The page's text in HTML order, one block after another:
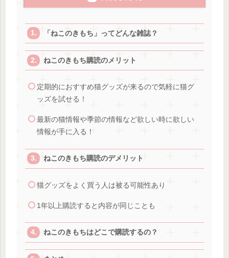
「ねこのきもち」ってどんな雑誌？
ねこのきもち購読のメリット
定期的におすすめ猫グッズが来るので気軽に猫グ
ッズを試せる！
最新の猫情報や季節の情報など欲しい時に欲しい
情報が手に入る！
ねこのきもち購読のデメリット
猫グッズをよく買う人は被る可能性あり
1年以上購読すると内容が同じことも
ねこのきもちはどこで購読するの？